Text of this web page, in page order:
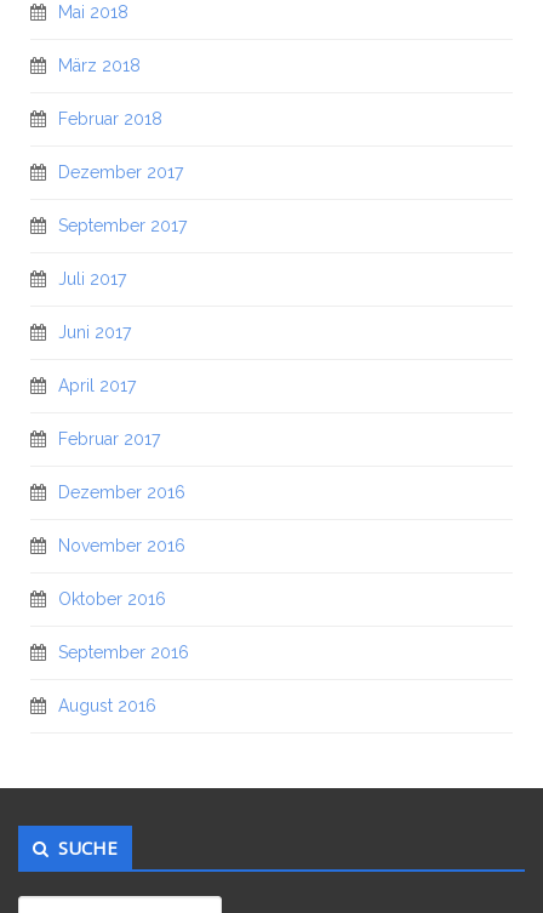
Mai 2018
März 2018
Februar 2018
Dezember 2017
September 2017
Juli 2017
Juni 2017
April 2017
Februar 2017
Dezember 2016
November 2016
Oktober 2016
September 2016
August 2016
SUCHE